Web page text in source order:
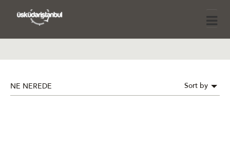
NE NEREDE Sort by